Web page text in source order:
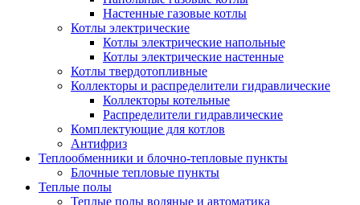
Настенные газовые котлы
Котлы электрические
Котлы электрические напольные
Котлы электрические настенные
Котлы твердотопливные
Коллекторы и распределители гидравлические
Коллекторы котельные
Распределители гидравлические
Комплектующие для котлов
Антифриз
Теплообменники и блочно-тепловые пункты
Блочные тепловые пункты
Теплые полы
Теплые полы водяные и автоматика